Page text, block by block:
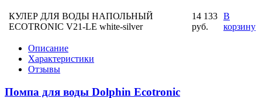
КУЛЕР ДЛЯ ВОДЫ НАПОЛЬНЫЙ
ECOTRONIC V21-LE white-silver
14 133
руб.
В
корзину
Описание
Характеристики
Отзывы
Помпа для воды Dolphin Ecotronic